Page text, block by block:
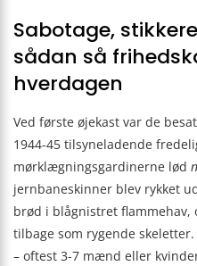
Sabotage,
sådan så
hverdagen
Ved første øjekast var de
1944-45 tilsyneladende
mørklægningsgardinerne lød
jernbaneskinner blev rykket
brød i blågnistret flammehav,
tilbage som rygende
– oftest 3-7 mænd eller